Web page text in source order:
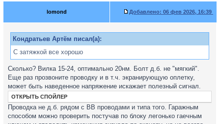
lomond Добавлено: 06 фев 2026, 16:39
Кондратьев Артём писал(а):
С затяжкой все хорошо
Сколько? Вилка 15-24, оптимально 20нм. Болт д.б. не "мягкий".
Еще раз прозвоните проводку и в т.ч. экранирующую оплетку,
может быть наведенное напряжение искажает полезный сигнал.
ОТКРЫТЬ СПОЙЛЕР
Проводка не д.б. рядом с ВВ проводами и типа того. Гаражным
способом можно проверить постучав по блоку легонько гаечным